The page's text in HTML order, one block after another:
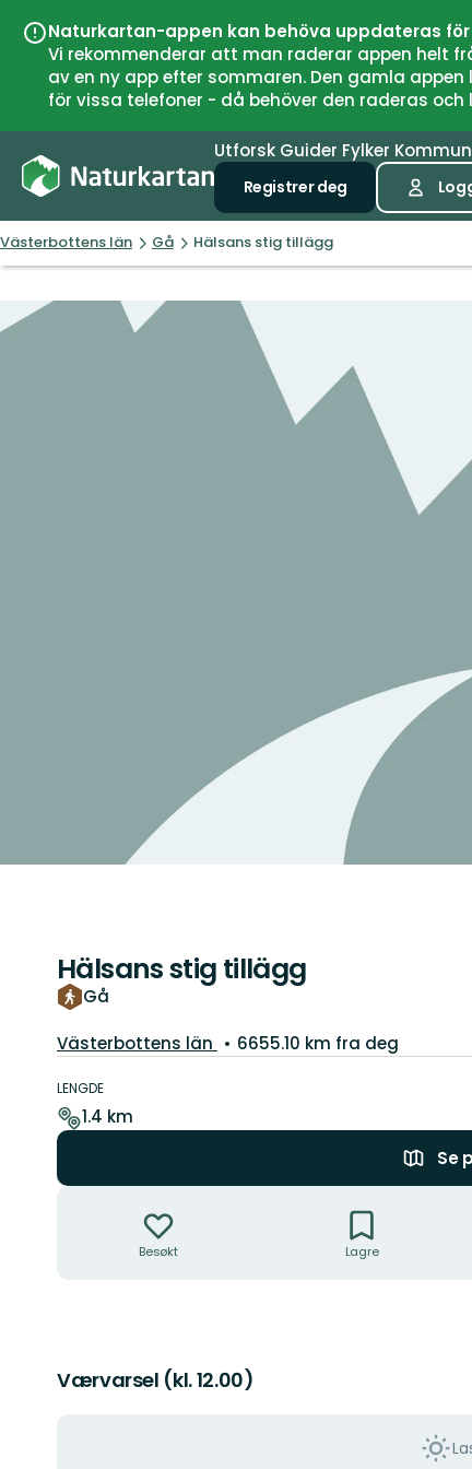
Naturkartan-appen kan behöva uppdateras
Vi rekommenderar att man raderar appen helt
av en ny app efter sommaren. Den gamla
för vissa telefoner - då behöver den raderas
Utforsk Guider Fylker
Registrer deg
Västerbottens län Gå Hälsans stig tillägg
Hälsans stig tillägg
Gå
Fylke:
Västerbottens län 6655.10 km fra deg
om
stien
LENGDE
1.4 km
Se
Besøkt Lagre
Værvarsel (kl. 12.00)